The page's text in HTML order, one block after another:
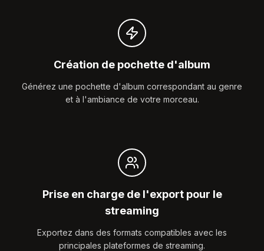
Création de pochette d'album
Générez une pochette d'album correspondant au genre
et à l'ambiance de votre morceau.
Prise en charge de l'export pour le
streaming
Exportez dans des formats compatibles avec les
principales plateformes de streaming.